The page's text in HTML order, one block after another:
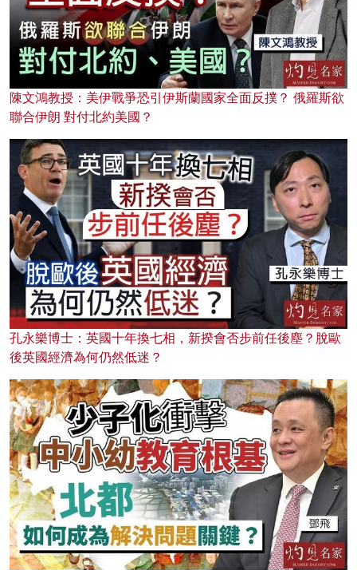
陳文鴻教授：美伊戰爭恐引伊斯蘭國家全面反撲？ 俄羅斯欲
聯合伊朗 對付北約美國？
孔永樂博士：英國十年換七相，新揆會否步前任後塵？脫歐
後英國經濟為何仍然低迷？